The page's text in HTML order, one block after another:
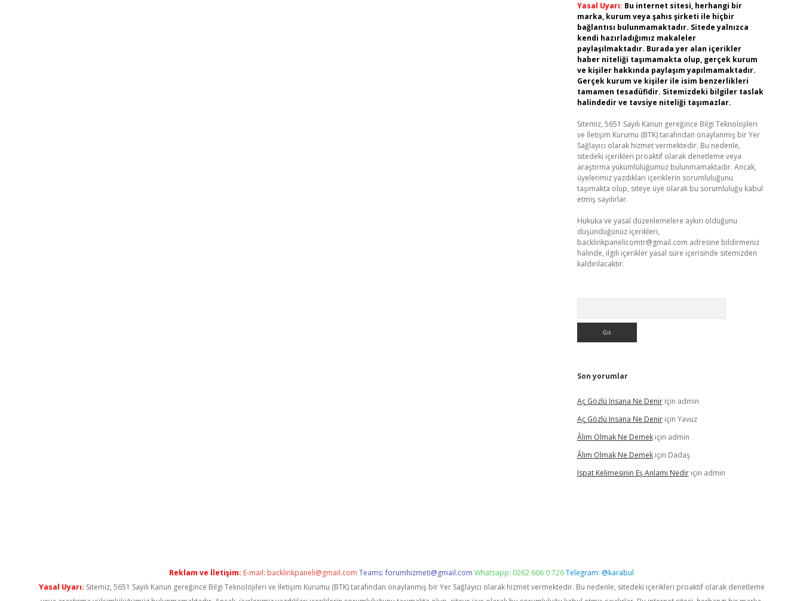
Yasal Uyarı: Bu internet sitesi, herhangi bir
marka, kurum veya şahıs şirketi ile hiçbir
bağlantısı bulunmamaktadır. Sitede yalnızca
kendi hazırladığımız makaleler
paylaşılmaktadır. Burada yer alan içerikler
haber niteliği taşımamakta olup, gerçek kurum
ve kişiler hakkında paylaşım yapılmamaktadır.
Gerçek kurum ve kişiler ile isim benzerlikleri
tamamen tesadüfidir. Sitemizdeki bilgiler taslak
halindedir ve tavsiye niteliği taşımazlar.
Sitemiz, 5651 Sayılı Kanun gereğince Bilgi Teknolojileri
ve İletişim Kurumu (BTK) tarafından onaylanmış bir Yer
Sağlayıcı olarak hizmet vermektedir. Bu nedenle,
sitedeki içerikleri proaktif olarak denetleme veya
araştırma yükümlülüğümüz bulunmamaktadır. Ancak,
üyelerimiz yazdıkları içeriklerin sorumluluğunu
taşımakta olup, siteye üye olarak bu sorumluluğu kabul
etmiş sayılırlar.
Hukuka ve yasal düzenlemelere aykırı olduğunu
düşündüğünüz içerikleri,
backlinkpanelicomtr@gmail.com adresine bildirmeniz
halinde, ilgili içerikler yasal süre içerisinde sitemizden
kaldırılacaktır.
Son yorumlar
Aç Gözlü Insana Ne Deniriçin admin
Aç Gözlü Insana Ne Deniriçin Yavuz
Âlim Olmak Ne Demekiçin admin
Âlim Olmak Ne Demekiçin Dadaş
Ispat Kelimesinin Eş Anlamı Nediriçin admin
Reklam ve İletişim: E-mail: backlinkpaneli@gmail.com Teams:forumhizmeti@gmail.com Whatsapp: 0262 606 0 726Telegram: @karabul
Yasal Uyarı: Sitemiz, 5651 Sayılı Kanun gereğince Bilgi Teknolojileri ve İletişim Kurumu (BTK) tarafından onaylanmış bir Yer Sağlayıcı olarak hizmet vermektedir. Bu nedenle, sitedeki içerikleri proaktif olarak denetleme